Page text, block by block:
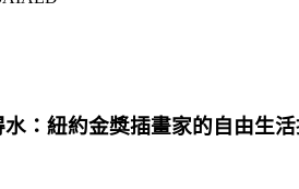
：紐約金獎插畫家的自由生